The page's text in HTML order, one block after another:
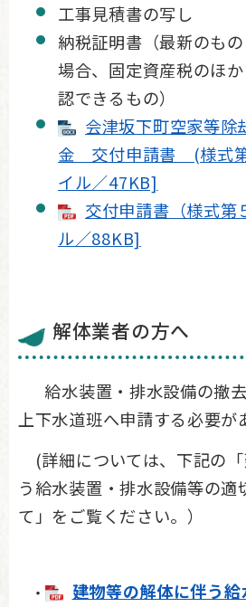
工事見積書の写し
納税証明書（最新のも
場合、固定資産税のほ
認できるもの）
会津坂下町空家等除
金 交付申請書 (様式
イル／47KB]
交付申請書（様式第
ル／88KB]
解体業者の方へ
給水装置・排水設備の撤
上下水道班へ申請する必要が
(詳細については、下記の
う給水装置・排水設備等の適
て」をご覧ください。）
・
建物等の解体に伴う